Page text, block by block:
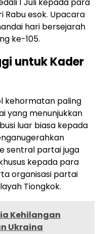
1 Juli kepada para
esok. Upacara
hari bersejarah
ke-105.
untuk Kader
kehormatan paling
yang menunjukkan
luar biasa kepada
sentral partai juga
kepada para
organisasi partai
Tiongkok.
Kehilangan
Ukraina